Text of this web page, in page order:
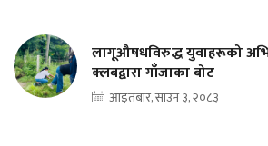
लागूऔषधविरुद्ध युवाहरूको
क्लबद्वारा गाँजाका बोट
आइतबार, साउन ३, २०८३